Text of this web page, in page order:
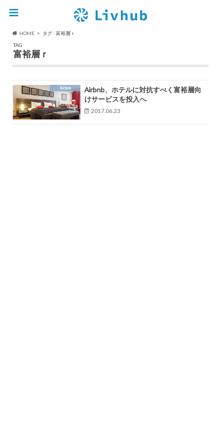
HOME
タグ : 富裕層ｒ
TAG
富裕層ｒ
Airbnb
Airbnb、ホテルに対抗すべく富裕層向
けサービスを投入へ
2017.06.23